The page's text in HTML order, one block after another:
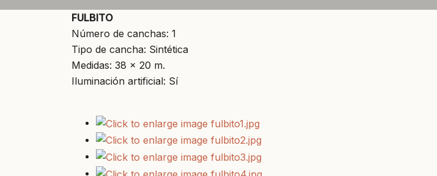
FULBITO
Número de canchas: 1
Tipo de cancha: Sintética
Medidas: 38 x 20 m.
Iluminación artificial: Sí